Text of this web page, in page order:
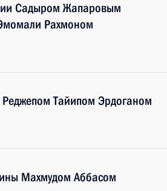
Садыром Жапаровым
Рахмоном
Реджепом Тайипом Эрдоганом
Махмудом Аббасом